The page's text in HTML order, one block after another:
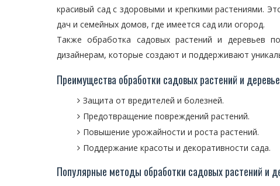
красивый сад с здоровыми и крепкими растениями.
дач и семейных домов, где имеется сад или огород.
Также обработка садовых растений и деревьев
дизайнерам, которые создают и поддерживают
Преимущества обработки садовых растений и
Защита от вредителей и болезней.
Предотвращение повреждений растений.
Повышение урожайности и роста растений.
Поддержание красоты и декоративности сада.
Популярные методы обработки садовых растений и